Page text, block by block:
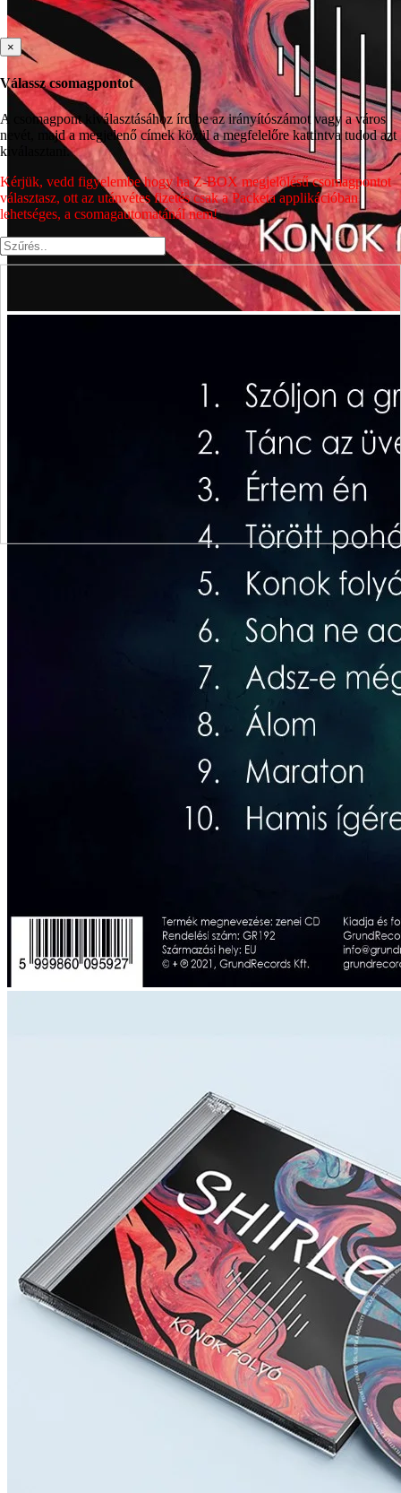
×
Válassz csomagpontot
A csomagpont kiválasztásához írd be az irányítószámot vagy a város
nevét, majd a megjelenő címek közül a megfelelőre kattintva tudod azt
kiválasztani.
Kérjük, vedd figyelembe hogy ha Z-BOX megjelölésű csomagpontot
választasz, ott az utánvétes fizetés csak a Packeta applikációban
lehetséges, a csomagautomatánál nem!